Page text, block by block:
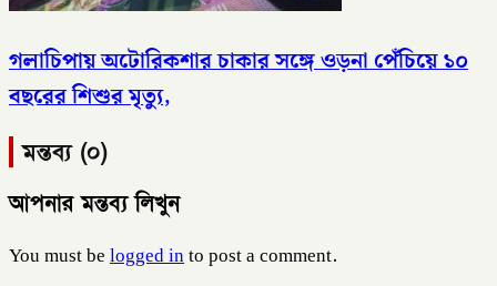
গলাচিপায় অটোরিকশার চাকার সঙ্গে ওড়না পেঁচিয়ে ১০
বছরের শিশুর মৃত্যু,
মন্তব্য (০)
আপনার মন্তব্য লিখুন
You must belogged into post a comment.